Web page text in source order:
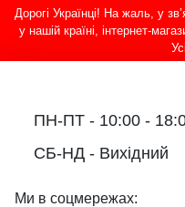
Дорогі Українці! На жаль, у
у нашій країні, інтернет-
ПН-ПТ - 10:00 -
СБ-НД - Вихідний
Ми в соцмережах: